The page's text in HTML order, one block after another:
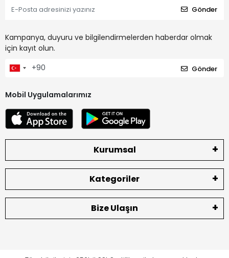
Gönder
Kampanya, duyuru ve bilgilendirmelerden haberdar olmak
için kayıt olun.
Gönder
Mobil Uygulamalarımız
Kurumsal
Kategoriler
Bize Ulaşın